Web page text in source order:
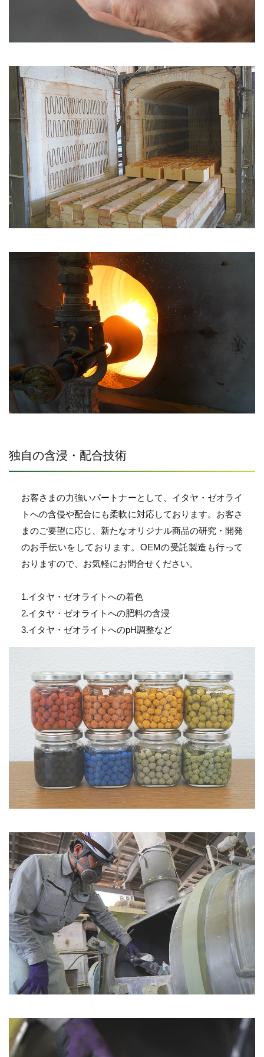
独自の含浸・配合技術
お客さまの力強いパートナーとして、 イタヤ・ ゼオライ
トへの含侵や配合にも柔軟に対応しております。お客さ
まのご要望に応じ、新たなオリジナル商品の研究・開発
のお手伝いをしております。OEMの受託製造も行って
おりますので、お気軽にお問合せください。
1.イタヤ・ ゼオライトへの着色
2.イタヤ・ ゼオライトへの肥料の含浸
3.イタヤ・ ゼオライトへのpH調整など